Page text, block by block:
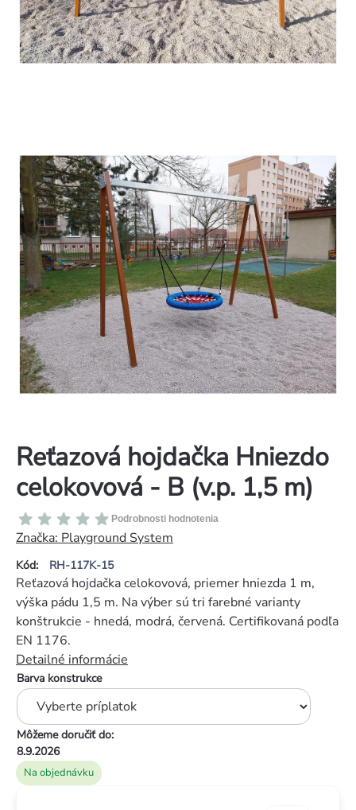
Reťazová hojdačka Hniezdo
celokovová - B (v.p. 1,5 m)
Kód: RH-117K-15
Priemerné
hodnotenie
produktu
je
0,0
z
5
hviezdičiek.
Podrobnosti hodnotenia
Značka: Playground System
Na objednávku
Barva konstrukce
Môžeme doručiť do:
8.9.2026
Reťazová hojdačka celokovová, priemer hniezda 1 m,
výška pádu 1,5 m. Na výber sú tri farebné varianty
konštrukcie - hnedá, modrá, červená. Certifikovaná podľa
EN 1176.
Detailné informácie